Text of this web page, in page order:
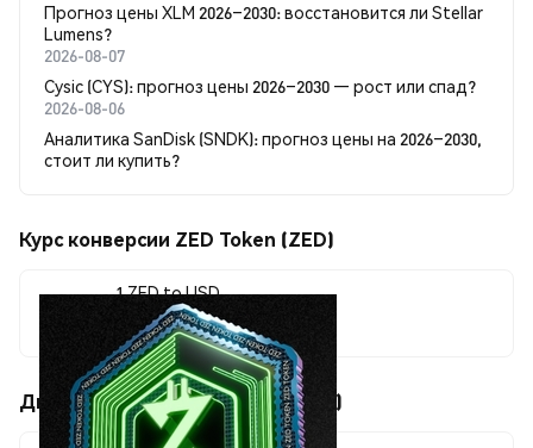
Прогноз цены XLM 2026–2030: восстановится ли Stellar
Lumens?
2026-08-07
Cysic (CYS): прогноз цены 2026–2030 — рост или спад?
2026-08-06
Аналитика SanDisk (SNDK): прогноз цены на 2026–2030,
стоит ли купить?
Курс конверсии ZED Token (ZED)
1 ZED to USD
$0.00010056
Движения цены ZED Token (ZED)